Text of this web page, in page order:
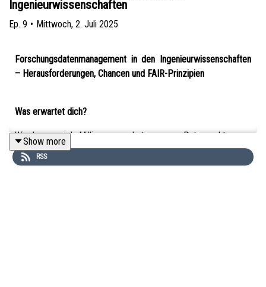
Ingenieurwissenschaften
Ep. 9 • Mittwoch, 2. Juli 2025
Forschungsdatenmanagement in den Ingenieurwissenschaften
– Herausforderungen, Chancen und FAIR-Prinzipien
Was erwartet dich?
Wie lassen sich Millionen von heterogenen Datenpunkten aus
der ingenieurwissenschaftlichen Forschung sinnvoll erfassen,
strukturieren und langfristig nutzen? In dieser Folge spricht
Show more
RSS